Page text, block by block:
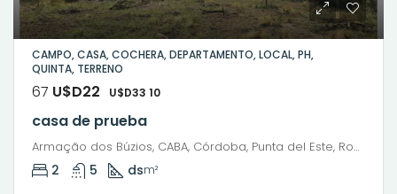
CAMPO, CASA, COCHERA, DEPARTAMENTO, LOCAL, PH,
QUINTA, TERRENO
67 U$D22 U$D33 10
casa de prueba
Armação dos Búzios, CABA, Córdoba, Punta del Este, Rosario, Santiago de Chile, Valparaíso, Villa Dolores, Viña del Mar, Pedro C. Molina, Barrio Cura Brochero, Villa Dolores, Municipio de Villa Dolores, Pedanía Dolores, Departamento San Javier, Córdoba, X5870, Argentina
2 5 dsm²